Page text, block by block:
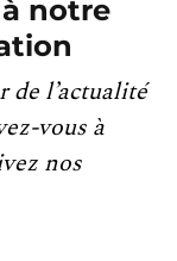
notre
de l’actualité
vous à
nos